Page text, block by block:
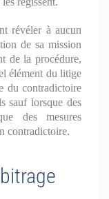
révéler à aucun
de sa mission
de la procédure,
élément du litige
du contradictoire
sauf lorsque des
des mesures
contradictoire.